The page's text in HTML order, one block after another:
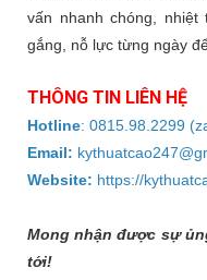
vấn nhanh chóng, nhiệt
gắng, nỗ lực từng ngày
THÔNG TIN LIÊN HỆ
Hotline: 0815.98.2299
Email:
Website: https://
Mong nhận được sự
tới!